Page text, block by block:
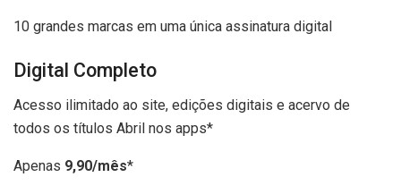
10 grandes marcas em uma única assinatura digital
Digital Completo
Acesso ilimitado ao site, edições digitais e acervo de
todos os títulos Abril nos apps*
Apenas 9,90/mês*